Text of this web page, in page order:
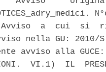
a  cui  si
nella GU: 2010/
avviso alla
VI.1)  IL